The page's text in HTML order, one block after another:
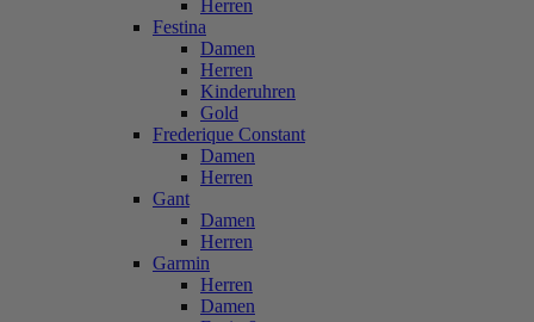
Herren
Festina
Damen
Herren
Kinderuhren
Gold
Frederique Constant
Damen
Herren
Gant
Damen
Herren
Garmin
Herren
Damen